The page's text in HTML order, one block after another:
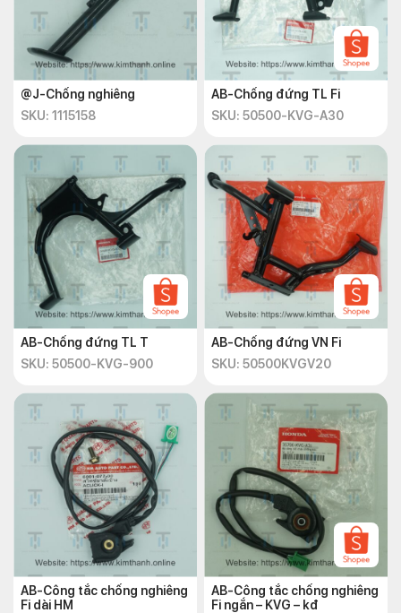
@J-Chống nghiêng
SKU: 1115158
AB-Chống đứng TL Fi
SKU: 50500-KVG-A30
AB-Chống đứng TL T
SKU: 50500-KVG-900
AB-Chống đứng VN Fi
SKU: 50500KVGV20
AB-Công tắc chống nghiêng
Fi dài HM
AB-Công tắc chống nghiêng
Fi ngắn – KVG – kđ